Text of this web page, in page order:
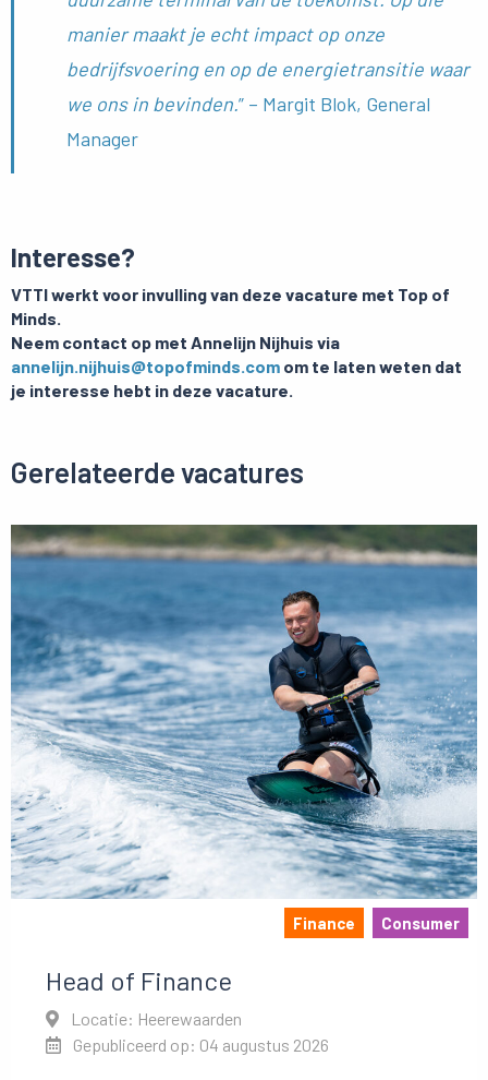
manier maakt je echt impact op onze
bedrijfsvoering en op de energietransitie waar
we ons in bevinden.” – Margit Blok, General
Manager
Interesse?
VTTI werkt voor invulling van deze vacature met Top of
Minds.
Neem contact op met Annelijn Nijhuis via
annelijn.nijhuis@topofminds.com om te laten weten dat
je interesse hebt in deze vacature.
Gerelateerde vacatures
Finance Consumer
Head of Finance
Locatie: Heerewaarden
Gepubliceerd op: 04 augustus 2026